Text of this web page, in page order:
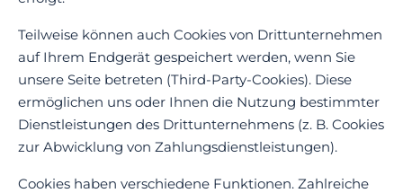
Teilweise können auch Cookies von Drittunternehmen
auf Ihrem Endgerät gespeichert werden, wenn Sie
unsere Seite betreten (Third-Party-Cookies). Diese
ermöglichen uns oder Ihnen die Nutzung bestimmter
Dienstleistungen des Drittunternehmens (z. B. Cookies
zur Abwicklung von Zahlungsdienstleistungen).
Cookies haben verschiedene Funktionen. Zahlreiche